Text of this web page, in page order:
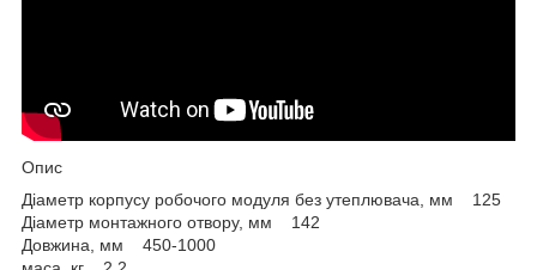
Опис
Діаметр корпусу робочого модуля без утеплювача, мм 125
Діаметр монтажного отвору, мм 142
Довжина, мм 450‑1000